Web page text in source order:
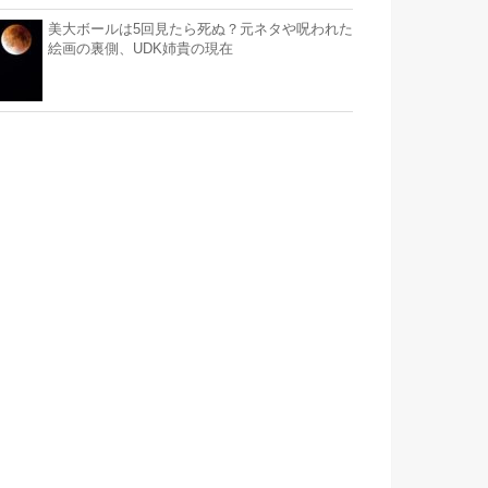
美大ボールは5回見たら死ぬ？元ネタや呪われた
絵画の裏側、UDK姉貴の現在